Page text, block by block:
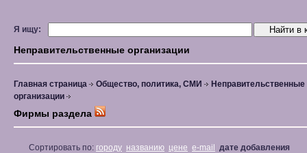
Я ищу:
Неправительственные организации
Главная страница Общество, политика, СМИ
Неправительственные
организации
Фирмы раздела
Сортировать по: городу названию цене e-mail дате добавления